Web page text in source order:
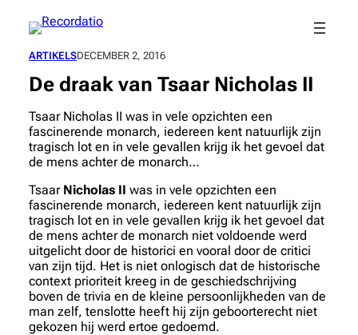
naar
inhoudARTIKELSDECEMBER 2, 2016
De draak van Tsaar Nicholas II
Tsaar Nicholas II was in vele opzichten een
fascinerende monarch, iedereen kent natuurlijk zijn
tragisch lot en in vele gevallen krijg ik het gevoel dat
de mens achter de monarch…
Tsaar Nicholas II was in vele opzichten een
fascinerende monarch, iedereen kent natuurlijk zijn
tragisch lot en in vele gevallen krijg ik het gevoel dat
de mens achter de monarch niet voldoende werd
uitgelicht door de historici en vooral door de critici
van zijn tijd. Het is niet onlogisch dat de historische
context prioriteit kreeg in de geschiedschrijving
boven de trivia en de kleine persoonlijkheden van de
man zelf, tenslotte heeft hij zijn geboorterecht niet
gekozen hij werd ertoe gedoemd.